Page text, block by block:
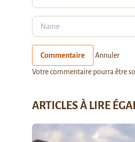
Commentaire Annuler
Votre commentaire pourra être
ARTICLES À LIRE